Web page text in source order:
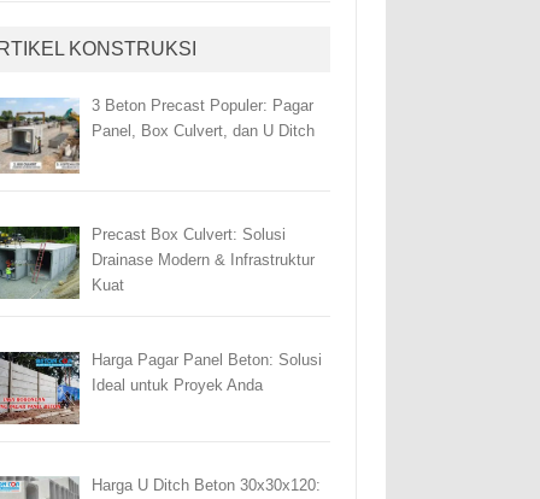
KONSTRUKSI
3 Beton Precast Populer: Pagar
Panel, Box Culvert, dan U Ditch
Precast Box Culvert: Solusi
Drainase Modern & Infrastruktur
Kuat
Harga Pagar Panel Beton: Solusi
Ideal untuk Proyek Anda
Harga U Ditch Beton 30x30x120: